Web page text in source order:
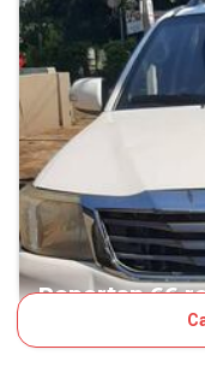
Reportan 66